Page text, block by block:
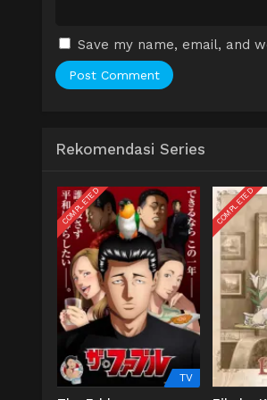
Save my name, email, and
Rekomendasi Series
COMPLETED
TV
COMPLETED